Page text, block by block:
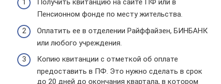
Получить квитанцию на сайте ПФ или в
Пенсионном фонде по месту жительства.
Оплатить ее в отделении Райффайзен, БИНБАНК
или любого учреждения.
Копию квитанции с отметкой об оплате
предоставить в ПФ. Это нужно сделать в срок
до 20 дней до окончания квартала, в котором